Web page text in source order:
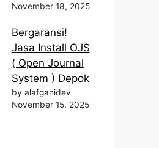
November 18, 2025
Bergaransi!
Jasa Install OJS
( Open Journal
System ) Depok
by alafganidev
November 15, 2025